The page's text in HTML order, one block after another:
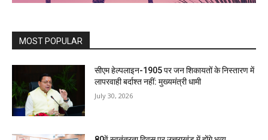
MOST POPULAR
सीएम हेल्पलाइन-1905 पर जन शिकायतों के निस्तारण में
लापरवाही बर्दाश्त नहीं: मुख्यमंत्री धामी
July 30, 2026